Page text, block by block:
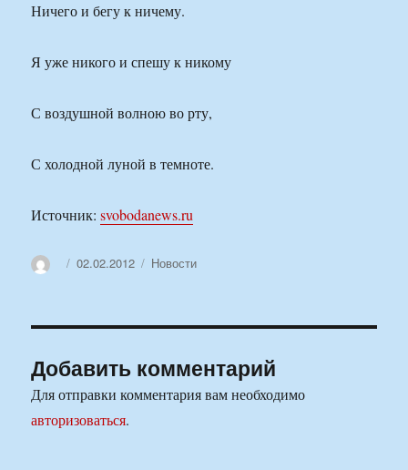
Ничего и бегу к ничему.
Я уже никого и спешу к никому
С воздушной волною во рту,
С холодной луной в темноте.
Источник:svobodanews.ru
АвторОпубликовано
02.02.2012 Рубрики
Новости
Добавить комментарий
Для отправки комментария вам необходимо
авторизоваться.